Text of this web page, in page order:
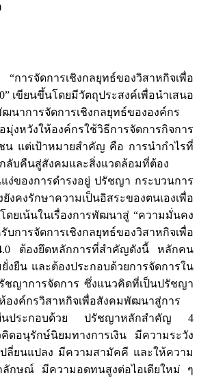
“การจัดการเชิงกลยุทธ์ของวิสาหกิจเพื่อ
เขียนขึ้นโดยมีวัตถุประสงค์เพื่อนำเสนอ
นาการจัดการเชิงกลยุทธ์ขององค์กร
มุ่งหวังให้องค์กรใช้วิธีการจัดการกิจการ
ชน แต่เป้าหมายสำคัญ คือ การนำกำไรที่
ลับคืนสู่สังคมและสิ่งแวดล้อมที่ต้อง
ง่ของการดำรงอยู่ ปรัชญา กระบวนการ
งคงรักษาความเป็นอิสระของตนเองเพื่อ
ดยเน้นในเรื่องการพัฒนาสู่ “ความมั่นคง
บการจัดการเชิงกลยุทธ์ของวิสาหกิจเพื่อ
ต้องยึดหลักการที่สำคัญดังนี้ หลักคน
งยืน และต้องประกอบด้วยการจัดการใน
ญาการจัดการ ซึ่งแนวคิดที่เป็นปรัชญา
องค์กรวิสาหกิจเพื่อสังคมพัฒนาสู่การ
ยืนประกอบด้วย ปรัชญาหลักสำคัญ 4
อนุรักษ์นิยมทางการเงิน มีความระวัง
ปลี่ยนแปลง มีความสามัคคี และให้ความ
ลักษณ์ มีความอดทนสูงต่อไอเดียใหม่ ๆ